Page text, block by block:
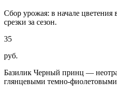
Сбор урожая: в начале цветения
срезки за сезон.
35
руб.
Базилик Черный принц —
глянцевыми темно-